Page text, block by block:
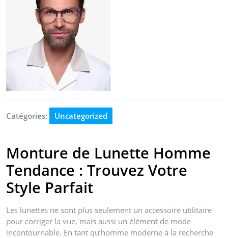
Catégories: Uncategorized
Monture de Lunette Homme
Tendance : Trouvez Votre
Style Parfait
Les lunettes ne sont plus seulement un accessoire utilitaire
pour corriger la vue, mais aussi un élément de mode
incontournable. En tant qu’homme moderne à la recherche